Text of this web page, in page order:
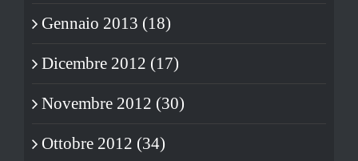
Gennaio 2013 (18)
Dicembre 2012 (17)
Novembre 2012 (30)
Ottobre 2012 (34)